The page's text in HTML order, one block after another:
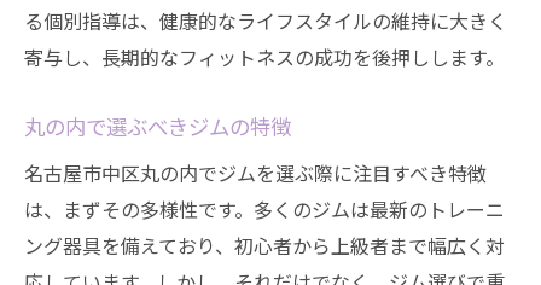
る個別指導は、健康的なライフスタイルの維持に大きく
寄与し、長期的なフィットネスの成功を後押しします。
丸の内で選ぶべきジムの特徴
名古屋市中区丸の内でジムを選ぶ際に注目すべき特徴
は、まずその多様性です。多くのジムは最新のトレーニ
ング器具を備えており、初心者から上級者まで幅広く対